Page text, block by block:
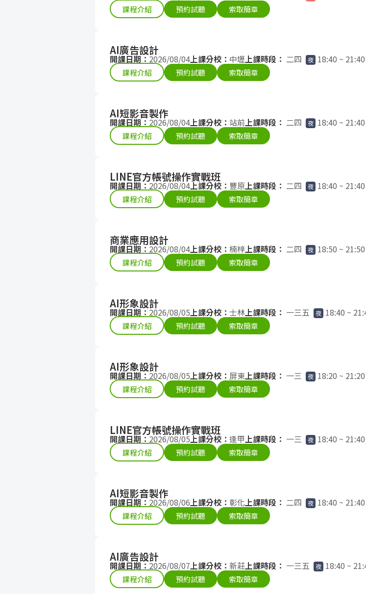
課程介紹 預約試聽 索取簡章
AI廣告設計
開課日期：2026/08/04上課分校： 中壢上課時段： 二四 夜 18:40 ~ 21:40
課程介紹 預約試聽 索取簡章
AI短影音製作
開課日期：2026/08/04上課分校： 站前上課時段： 二四 夜 18:40 ~ 21:40
課程介紹 預約試聽 索取簡章
LINE官方帳號操作實戰班
開課日期：2026/08/04上課分校： 豐原上課時段： 二四 夜 18:40 ~ 21:40
課程介紹 預約試聽 索取簡章
商業應用設計
開課日期：2026/08/04上課分校： 楠梓上課時段： 二四 夜 18:50 ~ 21:50
課程介紹 預約試聽 索取簡章
AI形象設計
開課日期：2026/08/05上課分校： 士林上課時段： 一三五 夜 18:40 ~
課程介紹 預約試聽 索取簡章
AI形象設計
開課日期：2026/08/05上課分校： 屏東上課時段： 一三 夜 18:20 ~ 21:20
課程介紹 預約試聽 索取簡章
LINE官方帳號操作實戰班
開課日期：2026/08/05上課分校： 逢甲上課時段： 一三 夜 18:40 ~ 21:40
課程介紹 預約試聽 索取簡章
AI短影音製作
開課日期：2026/08/06上課分校： 彰化上課時段： 二四 夜 18:40 ~ 21:40
課程介紹 預約試聽 索取簡章
AI廣告設計
開課日期：2026/08/07上課分校： 新莊上課時段： 一三五 夜 18:40 ~
課程介紹 預約試聽 索取簡章